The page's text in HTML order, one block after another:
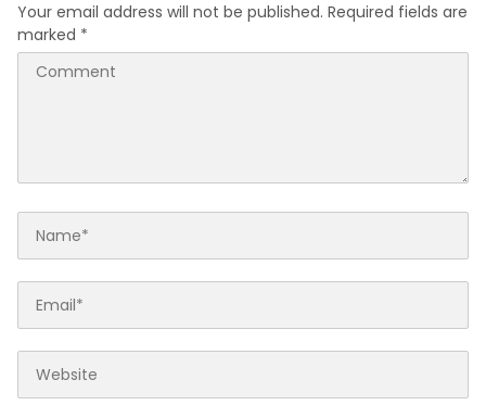
Your email address will not be published. Required fields are
marked *